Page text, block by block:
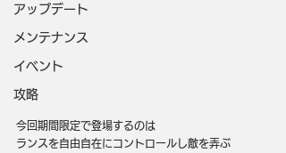
アップデート
メンテナンス
イベント
攻略
今回期間限定で登場するのは
ランスを自由自在にコントロールし敵を弄ぶ